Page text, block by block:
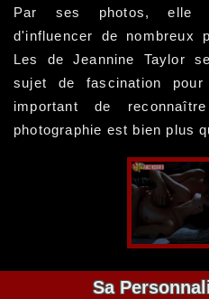
Par ses photos, elle
d'influencer de nombreux
Les de Jeannine Taylor
sujet de fascination
important de
photographie est bien plus
Sa